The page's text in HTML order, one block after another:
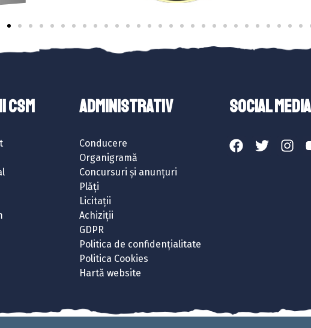
CSM ADMINISTRATIV
Conducere
Organigramă
Concursuri și anunțuri
Plăți
Licitații
Achiziții
GDPR
Politica de confidențialitate
Politica Cookies
Hartă website
SOCIAL MEDIA